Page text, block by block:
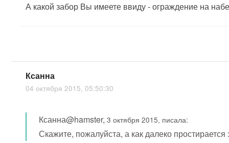
А какой забор Вы имеете ввиду - ограждение на
Ксанна
04 октября 2015, 05:50:30
Ксанна@hamster,3 октября 2015, писала:
Скажите, пожалуйста, а как далеко